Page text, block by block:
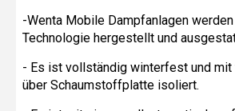
-Wenta Mobile Dampfanlagen
Technologie hergestellt und
- Es ist vollständig winterfest und
über Schaumstoffplatte isoliert.